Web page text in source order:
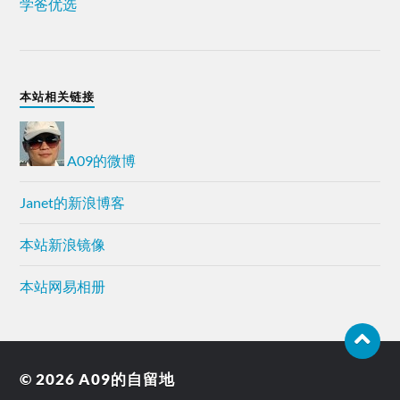
学爸优选
本站相关链接
A09的微博
Janet的新浪博客
本站新浪镜像
本站网易相册
© 2026A09的自留地